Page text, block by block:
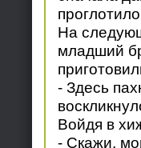
На
младший
- Здесь
Войдя в
- Скажи,